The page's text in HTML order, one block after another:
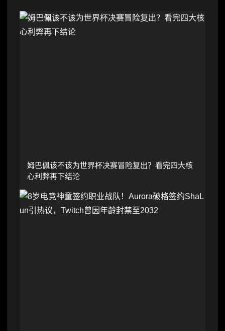
姆巴佩该不该为世界杯决赛冒险复出？看完四大核
心利弊再下结论